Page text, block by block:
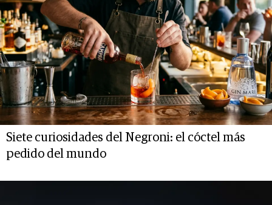
Siete curiosidades del Negroni: el cóctel más
pedido del mundo